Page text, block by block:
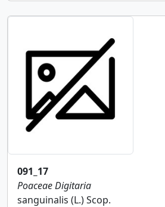
091_17
PoaceaeDigitaria
sanguinalis (L.) Scop.